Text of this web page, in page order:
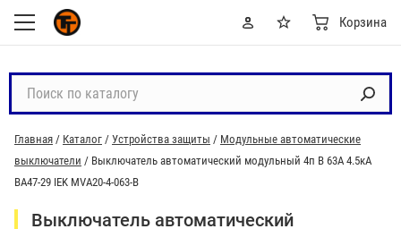
Корзина
с
к
п
о
Главная / Каталог / Устройства защиты / Модульные автоматические
выключатели / Выключатель автоматический модульный 4п B 63А 4.5кА
ВА47-29 IEK MVA20-4-063-B
Выключатель автоматический